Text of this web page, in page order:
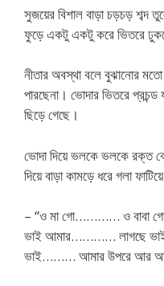
সুজয়ের বিশাল বাড়া চড়চড় শব্দ
ফুড়ে একটু একটু করে ভিতরে
নীতার অবস্থা বলে বুঝানোর
পারছেনা। ভোদার ভিতরে
ছিড়ে গেছে।
ভোদা দিয়ে ভলকে ভলকে রক্ত
দিয়ে বাড়া কামড়ে ধরে গলা
– “ও মা গো………… ও
ভাই আমার………… লাগছে
ভাই……… আমার উপরে আর